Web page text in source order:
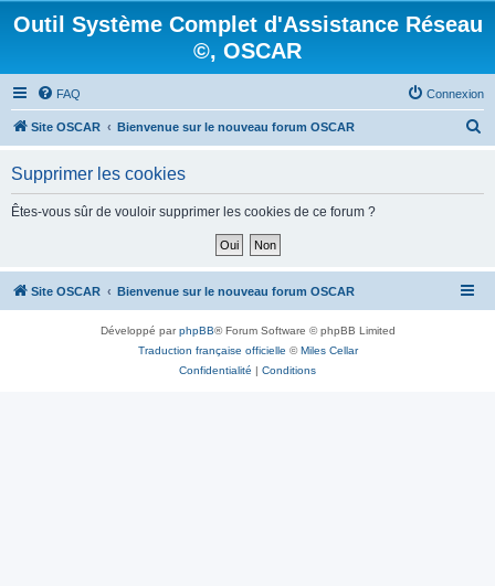
Outil Système Complet d'Assistance Réseau
©, OSCAR
FAQ Connexion
Site OSCAR Bienvenue sur le nouveau forum OSCAR
h
Supprimer les cookies
Êtes-vous sûr de vouloir supprimer les cookies de ce forum ?
Site OSCAR Bienvenue sur le nouveau forum OSCAR
Développé parphpBB® Forum Software © phpBB Limited
Traduction française officielle ©Miles Cellar
Confidentialité | Conditions